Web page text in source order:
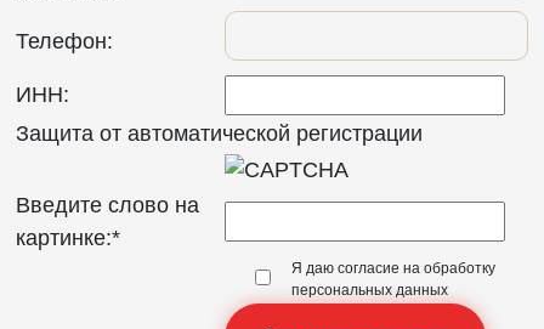
Телефон:
ИНН:
Защита от автоматической регистрации
Введите слово на
картинке:*
Я даю согласие на обработку
персональных данных